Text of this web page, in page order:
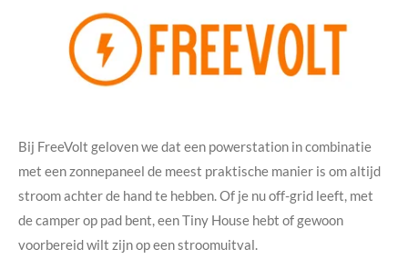
Bij FreeVolt geloven we dat een powerstation in combinatie
met een zonnepaneel de meest praktische manier is om altijd
stroom achter de hand te hebben. Of je nu off-grid leeft, met
de camper op pad bent, een Tiny House hebt of gewoon
voorbereid wilt zijn op een stroomuitval.